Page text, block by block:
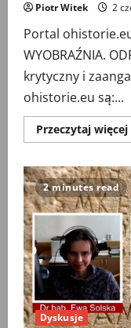
Piotr Witek 2
Portal
WYOBRAŹNIA.
krytyczny i
ohistorie.eu są:...
Przeczytaj więcej
i
2 minutes read
Dyskusje